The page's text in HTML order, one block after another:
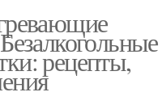
рецепты,